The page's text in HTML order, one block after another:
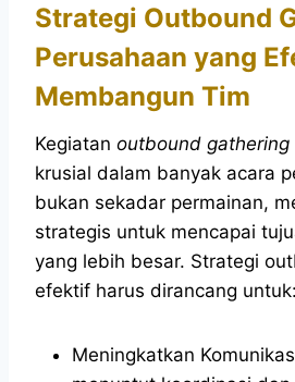
Strategi Outbound
Perusahaan yang
Membangun Tim
Kegiatan outbound gathering
krusial dalam banyak acara
bukan sekadar permainan,
strategis untuk mencapai
yang lebih besar. Strategi
efektif harus dirancang untuk:
Meningkatkan